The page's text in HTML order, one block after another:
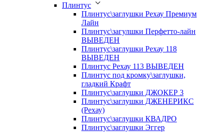
Плинтус
Плинтус\заглушки Рехау Премиум
Лайн
Плинтус\загулшки Перфетто-лайн
ВЫВЕДЕН
Плинтус\заглушки Рехау 118
ВЫВЕДЕН
Плинтус Рехау 113 ВЫВЕДЕН
Плинтус под кромку\заглушки,
гладкий Крафт
Плинтус\заглушки ДЖОКЕР 3
Плинтус\заглушки ДЖЕНЕРИКС
(Рехау)
Плинтус\заглушки КВАДРО
Плинтус\заглушки Эггер